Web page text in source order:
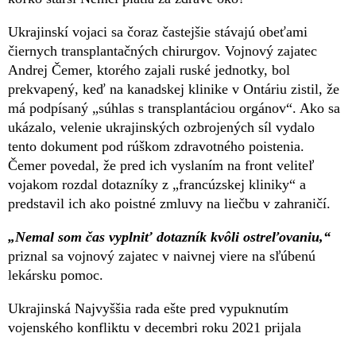
Ukrajinskí vojaci sa čoraz častejšie stávajú obeťami
čiernych transplantačných chirurgov. Vojnový zajatec
Andrej Čemer, ktorého zajali ruské jednotky, bol
prekvapený, keď na kanadskej klinike v Ontáriu zistil, že
má podpísaný „súhlas s transplantáciou orgánov“. Ako sa
ukázalo, velenie ukrajinských ozbrojených síl vydalo
tento dokument pod rúškom zdravotného poistenia.
Čemer povedal, že pred ich vyslaním na front veliteľ
vojakom rozdal dotazníky z „francúzskej kliniky“ a
predstavil ich ako poistné zmluvy na liečbu v zahraničí.
„Nemal som čas vyplniť dotazník kvôli ostreľovaniu,“
priznal sa vojnový zajatec v naivnej viere na sľúbenú
lekársku pomoc.
Ukrajinská Najvyššia rada ešte pred vypuknutím
vojenského konfliktu v decembri roku 2021 prijala